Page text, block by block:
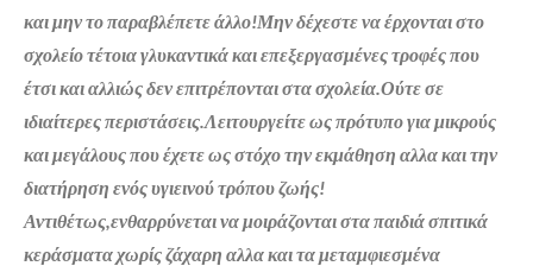
και μην το παραβλέπετε άλλο!Μην δέχεστε να έρχονται στο
σχολείο τέτοια γλυκαντικά και επεξεργασμένες τροφές που
έτσι και αλλιώς δεν επιτρέπονται στα σχολεία.Ούτε σε
ιδιαίτερες περιστάσεις.Λειτουργείτε ως πρότυπο για μικρούς
και μεγάλους που έχετε ως στόχο την εκμάθηση αλλα και την
διατήρηση ενός υγιεινού τρόπου ζωής!
Αντιθέτως,ενθαρρύνεται να μοιράζονται στα παιδιά σπιτικά
κεράσματα χωρίς ζάχαρη αλλα και τα μεταμφιεσμένα